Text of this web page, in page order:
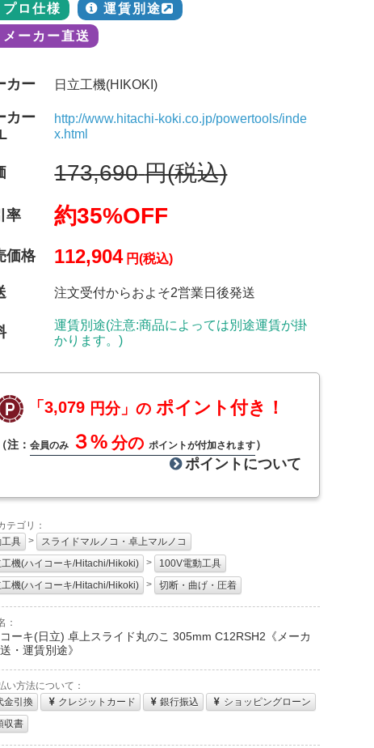
プロ仕様
運賃別途
メーカー直送
カー 日立工機(HIKOKI)
カー
http://www.hitachi-koki.co.jp/powertools/inde
x.html
173,690 円(税込)
率 約35%OFF
価格 112,904 円(税込)
注文受付からおよそ2営業日後発送
運賃別途(注意:商品によっては別途運賃が掛
かります。)
「3,079 円分」のポイント付き！
（注： 会員のみ ３% 分のポイントが付加されます）
ポイントについて
テゴリ：
工具
>
スライドマルノコ・卓上マルノコ
工機(ハイコーキ/Hitachi/Hikoki)
>
100V電動工具
工機(ハイコーキ/Hitachi/Hikoki)
> 切断・曲げ・圧着
：
ーキ(日立) 卓上スライド丸のこ 305mm C12RSH2《メーカ
・運賃別途》
い方法について：
金引換
クレジットカード 銀行振込
ショッピングローン
収書